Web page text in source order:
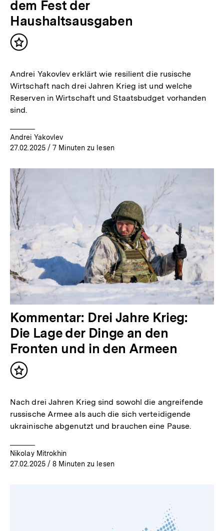
dem Fest der
Haushaltsausgaben
Inhalt
Andrei Yakovlev erklärt wie resilient die rusische
Wirtschaft nach drei Jahren Krieg ist und welche
Reserven in Wirtschaft und Staatsbudget vorhanden
sind.
Andrei Yakovlev
27.02.2025/ 7 Minuten zu lesen
Kommentar: Drei Jahre Krieg:
Die Lage der Dinge an den
Fronten und in den Armeen
Inhalt
Nach drei Jahren Krieg sind sowohl die angreifende
russische Armee als auch die sich verteidigende
ukrainische abgenutzt und brauchen eine Pause.
Nikolay Mitrokhin
27.02.2025/ 8 Minuten zu lesen